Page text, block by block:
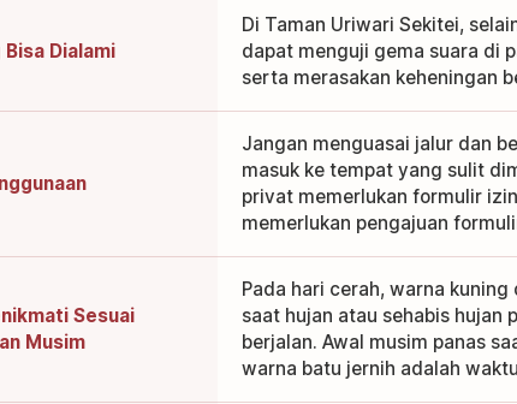
Bisa Dialami
Di Taman Uriwari Sekitei,
dapat menguji gema suara di
serta merasakan keheningan
Jangan menguasai jalur dan
masuk ke tempat yang sulit
privat memerlukan formulir
memerlukan pengajuan
Sesuai
Musim
Pada hari cerah, warna
saat hujan atau sehabis hujan
berjalan. Awal musim panas
warna batu jernih adalah